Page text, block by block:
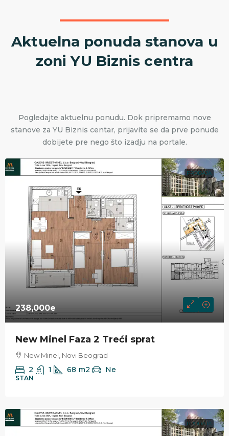
Aktuelna ponuda stanova u
zoni YU Biznis centra
Pogledajte aktuelnu ponudu. Dok pripremamo nove
stanove za YU Biznis centar, prijavite se da prve ponude
dobijete pre nego što izadju na portale.
PRODAJA
238,000e
New Minel Faza 2 Treći sprat
New Minel, Novi Beograd
2 1 68 m2 Ne
STAN
PRODAJA